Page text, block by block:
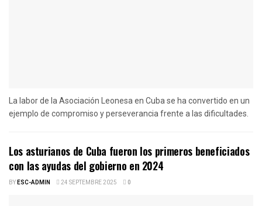
La labor de la Asociación Leonesa en Cuba se ha convertido en un
ejemplo de compromiso y perseverancia frente a las dificultades.
Los asturianos de Cuba fueron los primeros beneficiados
con las ayudas del gobierno en 2024
BYESC-ADMIN 24 SEPTEMBRE 2025 0